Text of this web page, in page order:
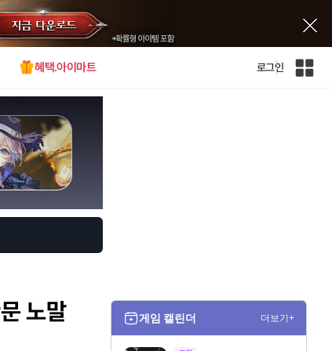
혜택.아이마트 로그인
인
노말
게임 캘린더 더보기+